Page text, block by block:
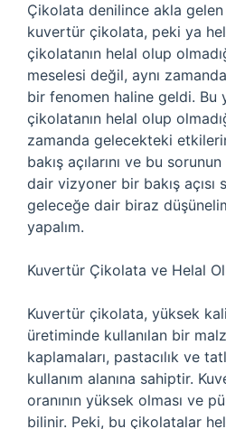
Çikolata denilince akla
kuvertür çikolata, peki ya
çikolatanın helal olup
meselesi değil, aynı
bir fenomen haline geldi. Bu
çikolatanın helal olup
zamanda gelecekteki
bakış açılarını ve bu
dair vizyoner bir bakış açısı
geleceğe dair biraz
yapalım.
Kuvertür Çikolata ve Helal
Kuvertür çikolata, yüksek
üretiminde kullanılan bir
kaplamaları, pastacılık ve
kullanım alanına sahiptir.
oranının yüksek olması ve
bilinir. Peki, bu çikolatalar